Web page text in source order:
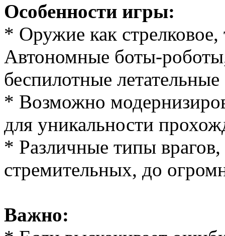
Особенности игры:
* Оружие как
Автономные боты-
беспилотные
* Возможно
для уникальности
* Различные типы
стремительных, до
Важно: